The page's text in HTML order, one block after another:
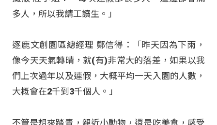
多人，所以我請工讀生。」
逐鹿文創園區總經理 鄭信得：「昨天因為下雨，
像今天天氣轉晴，就(有)非常大的落差，如果以我
們上次過年以及連假，大概平均一天入園的人數，
大概會在2千到3千個人。」
不管是想來踏青，親近小動物，還是吃美食，感受